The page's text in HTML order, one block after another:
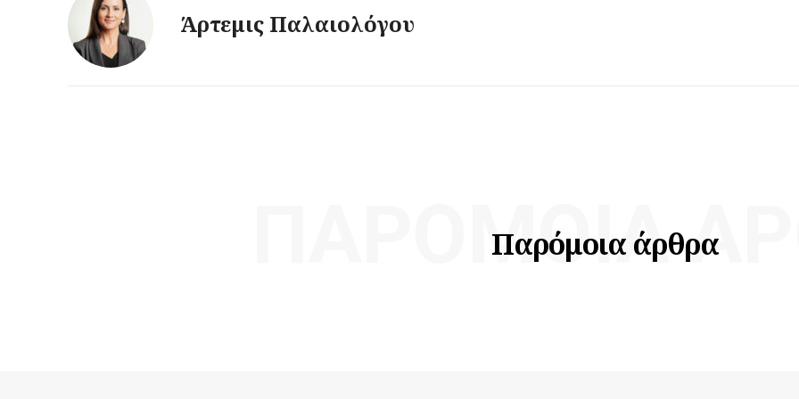
Άρτεμις Παλαιολόγου
Παρόμοια άρθρα
ΠΑΡΌΜΟΙΑ